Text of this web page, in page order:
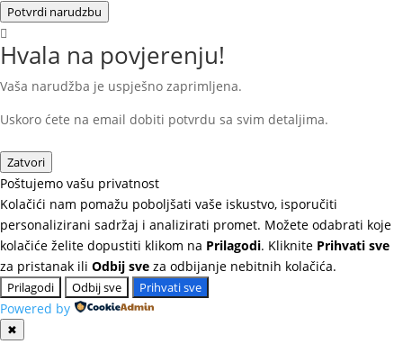
Potvrdi narudzbu
Hvala na povjerenju!
Vaša narudžba je uspješno zaprimljena.
Uskoro ćete na email dobiti potvrdu sa svim detaljima.
Zatvori
Poštujemo vašu privatnost
Kolačići nam pomažu poboljšati vaše iskustvo, isporučiti
personalizirani sadržaj i analizirati promet. Možete odabrati koje
kolačiće želite dopustiti klikom na Prilagodi. Kliknite Prihvati sve
za pristanak ili Odbij sve za odbijanje nebitnih kolačića.
Prilagodi Odbij sve Prihvati sve
Powered by
✖